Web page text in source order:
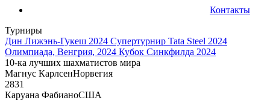
Контакты
Турниры
Дин Лижэнь-Гукеш 2024 Супертурнир Tata Steel 2024
Олимпиада, Венгрия, 2024 Кубок Синкфилда 2024
10-ка лучших шахматистов мира
Магнус КарлсенНорвегия
2831
Каруана ФабианоСША